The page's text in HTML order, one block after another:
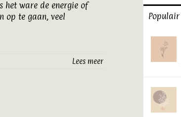
het ware de energie of
op te gaan, veel
Lees meer
Populair